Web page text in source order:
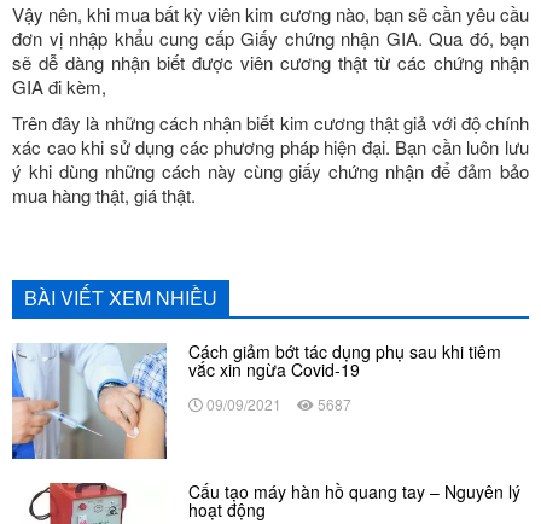
Vậy nên, khi mua bất kỳ viên kim cương nào, bạn sẽ cần yêu cầu
đơn vị nhập khẩu cung cấp Giấy chứng nhận GIA. Qua đó, bạn
sẽ dễ dàng nhận biết được viên cương thật từ các chứng nhận
GIA đi kèm,
Trên đây là những cách nhận biết kim cương thật giả với độ chính
xác cao khi sử dụng các phương pháp hiện đại. Bạn cần luôn lưu
ý khi dùng những cách này cùng giấy chứng nhận để đảm bảo
mua hàng thật, giá thật.
BÀI VIẾT XEM NHIỀU
Cách giảm bớt tác dụng phụ sau khi tiêm
vắc xin ngừa Covid-19
09/09/2021 5687
Cấu tạo máy hàn hồ quang tay – Nguyên lý
hoạt động